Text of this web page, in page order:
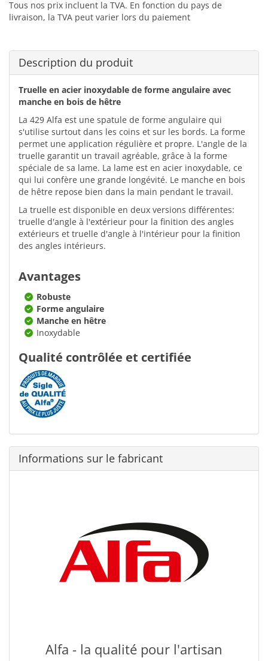
Tous nos prix incluent la TVA. En fonction du pays de
livraison, la TVA peut varier lors du paiement
Description du produit
Truelle en acier inoxydable de forme angulaire avec
manche en bois de hêtre
La 429 Alfa est une spatule de forme angulaire qui
s'utilise surtout dans les coins et sur les bords. La forme
permet une application régulière et propre. L'angle de la
truelle garantit un travail agréable, grâce à la forme
spéciale de sa lame. La lame est en acier inoxydable, ce
qui lui confère une grande longévité. Le manche en bois
de hêtre repose bien dans la main pendant le travail.
La truelle est disponible en deux versions différentes:
truelle d'angle à l'extérieur pour la finition des angles
extérieurs et truelle d'angle à l'intérieur pour la finition
des angles intérieurs.
Avantages
Robuste
Forme angulaire
Manche en hêtre
Inoxydable
Qualité contrôlée et certifiée
Informations sur le fabricant
Alfa - la qualité pour l'artisan